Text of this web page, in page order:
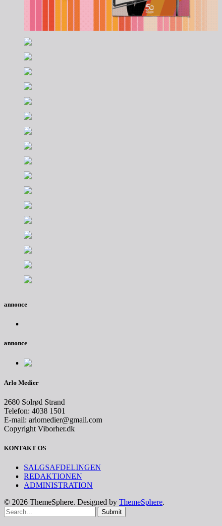
annonce
annonce
Arlo Medier
2680 Solrød Strand
Telefon: 4038 1501
E-mail: arlomedier@gmail.com
Copyright Viborher.dk
KONTAKT OS
SALGSAFDELINGEN
REDAKTIONEN
ADMINISTRATION
© 2026 ThemeSphere. Designed by ThemeSphere.
Submit